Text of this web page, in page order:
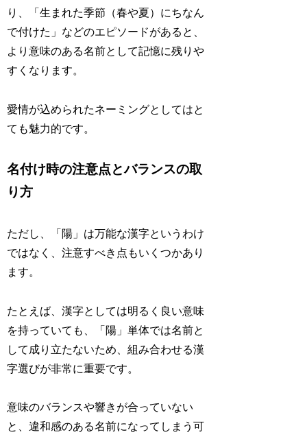
り、「生まれた季節（春や夏）にちなん
で付けた」などのエピソードがあると、
より意味のある名前として記憶に残りや
すくなります。
愛情が込められたネーミングとしてはと
ても魅力的です。
名付け時の注意点とバランスの取
り方
ただし、「陽」は万能な漢字というわけ
ではなく、注意すべき点もいくつかあり
ます。
たとえば、漢字としては明るく良い意味
を持っていても、「陽」単体では名前と
して成り立たないため、組み合わせる漢
字選びが非常に重要です。
意味のバランスや響きが合っていない
と、違和感のある名前になってしまう可